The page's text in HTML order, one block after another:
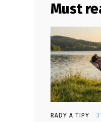
Must
RADY A TIPY